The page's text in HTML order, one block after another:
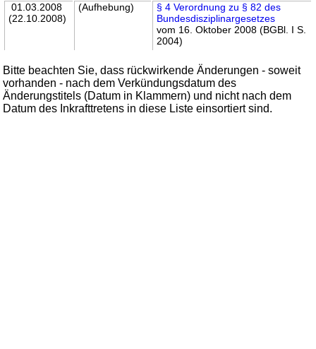
01.03.2008
(22.10.2008)
(Aufhebung)
§ 4 Verordnung zu § 82 des
Bundesdisziplinargesetzes
vom 16. Oktober 2008 (BGBl. I S.
2004)
Bitte beachten Sie, dass rückwirkende Änderungen - soweit
vorhanden - nach dem Verkündungsdatum des
Änderungstitels (Datum in Klammern) und nicht nach dem
Datum des Inkrafttretens in diese Liste einsortiert sind.